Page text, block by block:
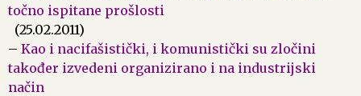
točno ispitane prošlosti
(25.02.2011)
– Kao i nacifašistički, i komunistički su zločini
također izvedeni organizirano i na industrijski
način